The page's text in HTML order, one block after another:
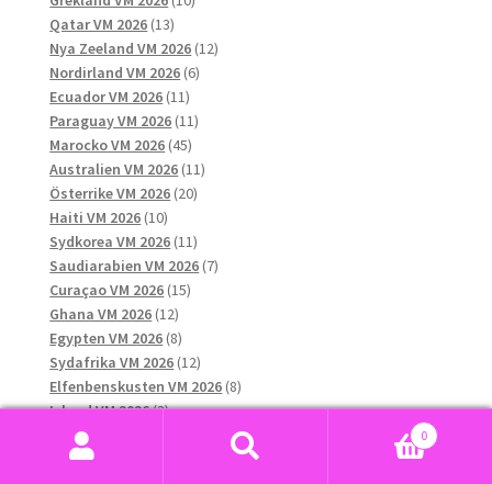
Qatar VM 2026 1313
produkter
Nya Zeeland VM 2026 1212
Nordirland VM 2026 66
Ecuador VM 2026 1111
produkter
Paraguay VM 2026 1111
Marocko VM 2026 4545
produkter
Australien VM 2026 1111
Österrike VM 2026 2020
Haiti VM 2026 1010
produkter
Sydkorea VM 2026 1111
produkter
Saudiarabien VM 2026 77
Curaçao VM 2026 1515
Ghana VM 2026 1212
produkter
Egypten VM 2026 88
produkter
Sydafrika VM 2026 1212
produkter
Elfenbenskusten VM 2026 88
produkter
Island VM 2026 33
produkter
Panama VM 2026
produkter
Bosnien och Hercegovina VM 2026
0